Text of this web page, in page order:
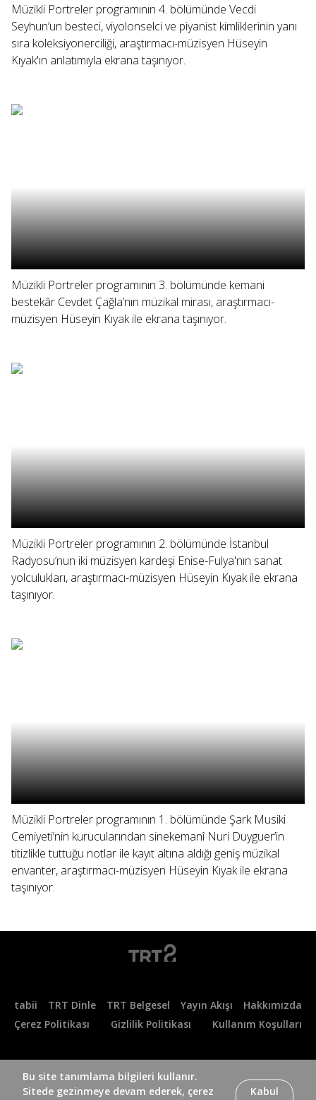
Müzikli Portreler programının 4. bölümünde Vecdi
Seyhun’un besteci, viyolonselci ve piyanist kimliklerinin yanı
sıra koleksiyonerciliği, araştırmacı-müzisyen Hüseyin
Kıyak'ın anlatımıyla ekrana taşınıyor.
Müzikli Portreler programının 3. bölümünde kemani
bestekâr Cevdet Çağla’nın müzikal mirası, araştırmacı-
müzisyen Hüseyin Kıyak ile ekrana taşınıyor.
Müzikli Portreler programının 2. bölümünde İstanbul
Radyosu’nun iki müzisyen kardeşi Enise-Fulya'nın sanat
yolculukları, araştırmacı-müzisyen Hüseyin Kıyak ile ekrana
taşınıyor.
Müzikli Portreler programının 1. bölümünde Şark Musiki
Cemiyeti’nin kurucularından sinekemanî Nuri Duyguer’in
titizlikle tuttuğu notlar ile kayıt altına aldığı geniş müzikal
envanter, araştırmacı-müzisyen Hüseyin Kıyak ile ekrana
taşınıyor.
Bu site tanımlama bilgileri kullanır.
Sitede gezinmeye devam ederek, çerez
Kabul
tabii TRT Dinle TRT Belgesel Yayın Akışı
Hakkımızda
Çerez Politikası
Gizlilik Politikası Kullanım Koşulları